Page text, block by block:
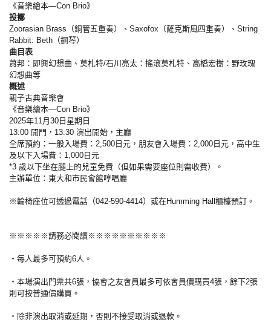
《音樂繪本—Con Brio》
投擲
Zoorasian Brass（銅管五重奏）、Saxofox（薩克斯風四重奏）、String
Rabbit: Beth（鋼琴）
曲目表
蕭邦：即興幻想曲、莫札特/石川亮太：搖滾莫札特、高橋宏樹：野玫瑰
幻想曲等
概述
親子古典音樂會
《音樂繪本—Con Brio》
2025年11月30日星期日
13:00 開門，13:30 演出開始，主廳
全席預約：一般入場費：2,500日元，朋友會入場費：2,000日元，高中生
及以下入場費：1,000日元
*3 歲以下坐在腿上的兒童免費（但如果需要座位則需收費）。
主辦單位：東大和市民會館哼唱廳
※輪椅座位可透過電話（042-590-4414）或在Humming Hall櫃檯預訂。
※※※※※請務必閱讀※※※※※※※※※※
・每人最多可預約6人。
・本場演出門票共6張，協會之友會員最多可依會員價購買4張，餘下2張
則可按普通價購買。
・除非演出取消或延期，否則不接受取消或退款。